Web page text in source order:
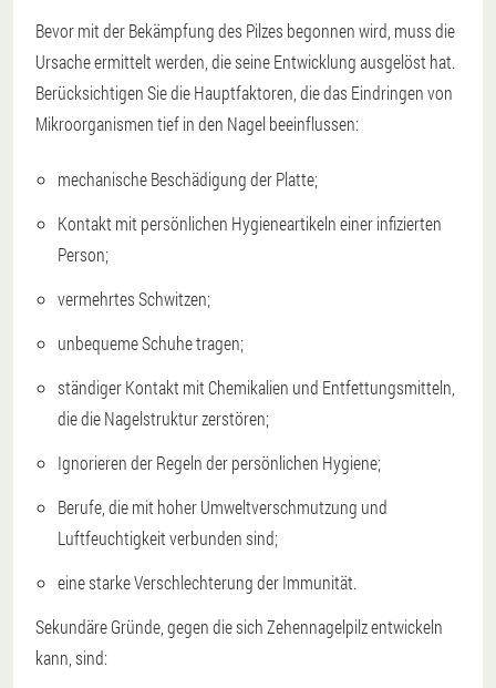
Bevor mit der Bekämpfung des Pilzes begonnen wird, muss die
Ursache ermittelt werden, die seine Entwicklung ausgelöst hat.
Berücksichtigen Sie die Hauptfaktoren, die das Eindringen von
Mikroorganismen tief in den Nagel beeinflussen:
mechanische Beschädigung der Platte;
Kontakt mit persönlichen Hygieneartikeln einer infizierten
Person;
vermehrtes Schwitzen;
unbequeme Schuhe tragen;
ständiger Kontakt mit Chemikalien und Entfettungsmitteln,
die die Nagelstruktur zerstören;
Ignorieren der Regeln der persönlichen Hygiene;
Berufe, die mit hoher Umweltverschmutzung und
Luftfeuchtigkeit verbunden sind;
eine starke Verschlechterung der Immunität.
Sekundäre Gründe, gegen die sich Zehennagelpilz entwickeln
kann, sind: